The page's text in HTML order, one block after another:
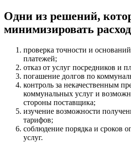
Одни из решений,
минимизировать
проверка точности и
платежей;
отказ от услуг посредников и
погашение долгов по
контроль за некачественным
коммунальных услуг и
стороны поставщика;
изучение возможности
тарифов;
соблюдение порядка и сроков
услуг.